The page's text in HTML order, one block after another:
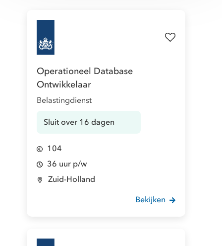
Operationeel Database
Ontwikkelaar
Belastingdienst
Sluit over 16 dagen
104
36 uur p/w
Zuid-Holland
Bekijken